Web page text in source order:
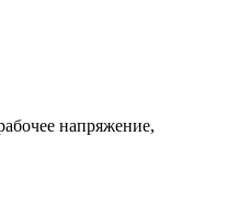
напряжение,